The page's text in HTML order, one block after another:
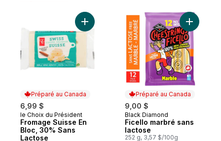
Préparé au Canada
6,99 $
Préparé au Canada
le Choix du Président
Fromage Suisse En
Bloc, 30% Sans
Lactose
Ajouter Fromage Suisse En Bloc, 30%
Préparé au Canada
9,00 $
Préparé au Canada
Black Diamond
Ficello marbré sans
lactose
252 g, 3,57 $/100g
Ajouter